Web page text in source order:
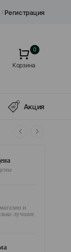
/ Регистрация
0
Корзина
Акция
и
лучшие